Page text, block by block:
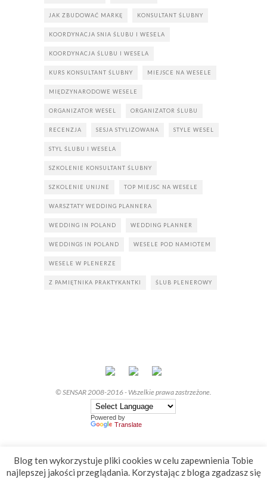
JAK ZBUDOWAĆ MARKĘ KONSULTANT ŚLUBNY
KOORDYNACJA SNIA ŚLUBU I WESELA
KOORDYNACJA ŚLUBU I WESELA
KURS KONSULTANT ŚLUBNY MIEJSCE NA WESELE
MIĘDZYNARODOWE WESELE
ORGANIZATOR WESEL ORGANIZATOR ŚLUBU
RECENZJA SESJA STYLIZOWANA STYLE WESEL
STYL ŚLUBU I WESELA
SZKOLENIE KONSULTANT ŚLUBNY
SZKOLENIE UNIJNE TOP MIEJSC NA WESELE
WARSZTATY WEDDING PLANNERA
WEDDING IN POLAND WEDDING PLANNER
WEDDINGS IN POLAND WESELE POD NAMIOTEM
WESELE W PLENERZE
Z PAMIĘTNIKA PRAKTYKANTKI ŚLUB PLENEROWY
© SENSAR 2008-2016 - Wszelkie prawa zastrzeżone.
Powered by
Translate
Blog ten wykorzystuje pliki cookies w celu zapewnienia Tobie
najlepszej jakości przeglądania. Korzystając z bloga zgadzasz się